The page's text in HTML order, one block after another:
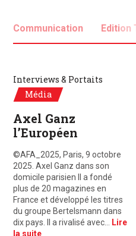
Communication Edition
Interviews & Portaits
Média
Axel Ganz
l’Européen
©AFA_2025, Paris, 9 octobre
2025. Axel Ganz dans son
domicile parisien Il a fondé
plus de 20 magazines en
France et développé les titres
du groupe Bertelsmann dans
dix pays. Il a rivalisé avec…
Lire
la suite